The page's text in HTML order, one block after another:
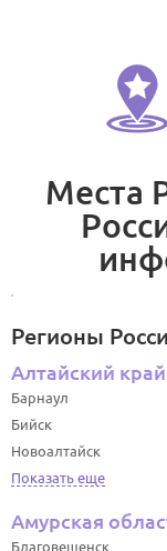
Места
Регионы
Алтайский край
Барнаул
Бийск
Новоалтайск
Показать еще
Амурская
Благовещенск